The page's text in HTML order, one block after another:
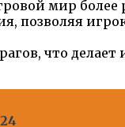
мир
позволяя
что делает